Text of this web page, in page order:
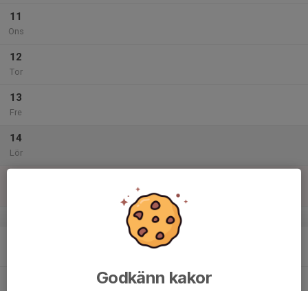
11
Ons
12
Tor
13
Fre
14
Lör
v.47
Godkänn kakor